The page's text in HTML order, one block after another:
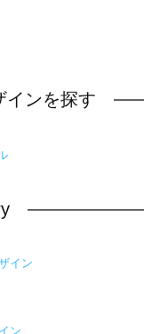
インを探す